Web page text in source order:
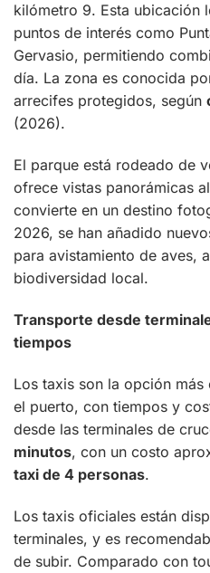
kilómetro 9. Esta ubicación
puntos de interés como
Gervasio, permitiendo
día. La zona es conocida
arrecifes protegidos, según
(2026).
El parque está rodeado de
ofrece vistas panorámicas
convierte en un destino
2026, se han añadido
para avistamiento de aves,
biodiversidad local.
Transporte desde
tiempos
Los taxis son la opción
el puerto, con tiempos y
desde las terminales de
minutos, con un costo
taxi de 4 personas.
Los taxis oficiales están
terminales, y es
de subir. Comparado con